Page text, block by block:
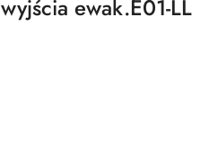
ewak.E01-LL